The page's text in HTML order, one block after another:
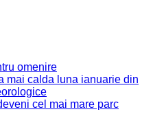
omenire
mai calda luna ianuarie din
cel mai mare parc